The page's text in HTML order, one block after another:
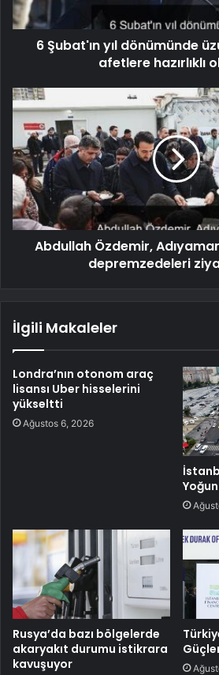
6 Şubat'ın yıl dönümünde
afetlere hazırlıklı
Abdullah Özdemir,
depremzedeleri
İlgili Makaleler
Londra’nın otonom araç
lisansı Uber hisselerini
yükseltti
Ağustos 6, 2026
Rusya’da bazı bölgelerde
akaryakıt durumu istikrara
kavuşuyor